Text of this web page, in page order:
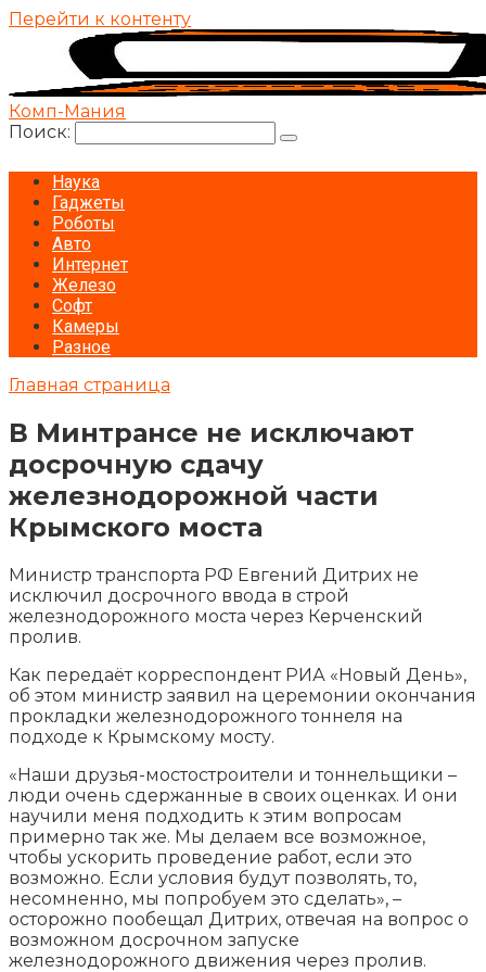
Перейти к контенту
Комп-Мания
Поиск:
Наука
Гаджеты
Роботы
Авто
Интернет
Железо
Софт
Камеры
Разное
Главная страница
В Минтрансе не исключают
досрочную сдачу
железнодорожной части
Крымского моста
Министр транспорта РФ Евгений Дитрих не
исключил досрочного ввода в строй
железнодорожного моста через Керченский
пролив.
Как передаёт корреспондент РИА «Новый День»,
об этом министр заявил на церемонии окончания
прокладки железнодорожного тоннеля на
подходе к Крымскому мосту.
«Наши друзья-мостостроители и тоннельщики –
люди очень сдержанные в своих оценках. И они
научили меня подходить к этим вопросам
примерно так же. Мы делаем все возможное,
чтобы ускорить проведение работ, если это
возможно. Если условия будут позволять, то,
несомненно, мы попробуем это сделать», –
осторожно пообещал Дитрих, отвечая на вопрос о
возможном досрочном запуске
железнодорожного движения через пролив.